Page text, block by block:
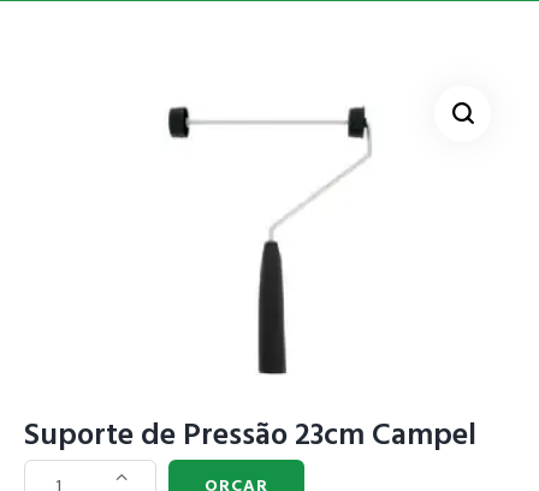
Suporte de Pressão 23cm Campel